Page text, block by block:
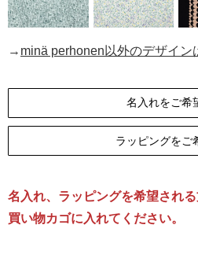
→ minä perhonen以外のデザイン
名入れをご希
※アクアドロップはペンテックス
ん。
刺繍
[納期]14日(休業
ラッピングをご
リボン包装
[無料]
名入れ、ラッピングを希望され
買い物カゴに入れてください。